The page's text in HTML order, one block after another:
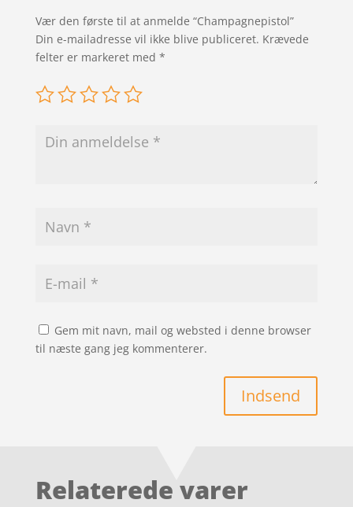
Vær den første til at anmelde “Champagnepistol”
Din e-mailadresse vil ikke blive publiceret. Krævede
felter er markeret med *
Gem mit navn, mail og websted i denne browser
til næste gang jeg kommenterer.
Indsend
Relaterede varer